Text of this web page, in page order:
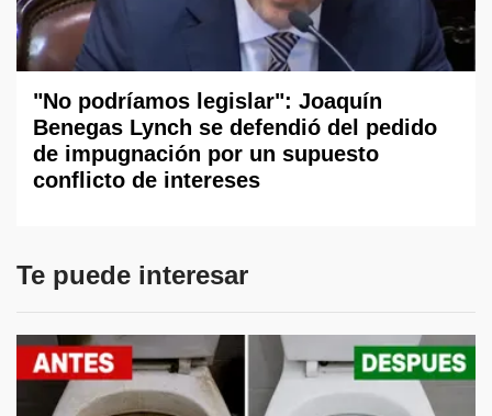
"No podríamos legislar": Joaquín
Benegas Lynch se defendió del pedido
de impugnación por un supuesto
conflicto de intereses
Te puede interesar